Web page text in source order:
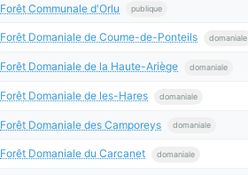
Forêt Communale d'Orlu publique
Forêt Domaniale de Coume-de-Ponteils domaniale
Forêt Domaniale de la Haute-Ariège domaniale
Forêt Domaniale de les-Hares domaniale
Forêt Domaniale des Camporeys domaniale
Forêt Domaniale du Carcanet domaniale